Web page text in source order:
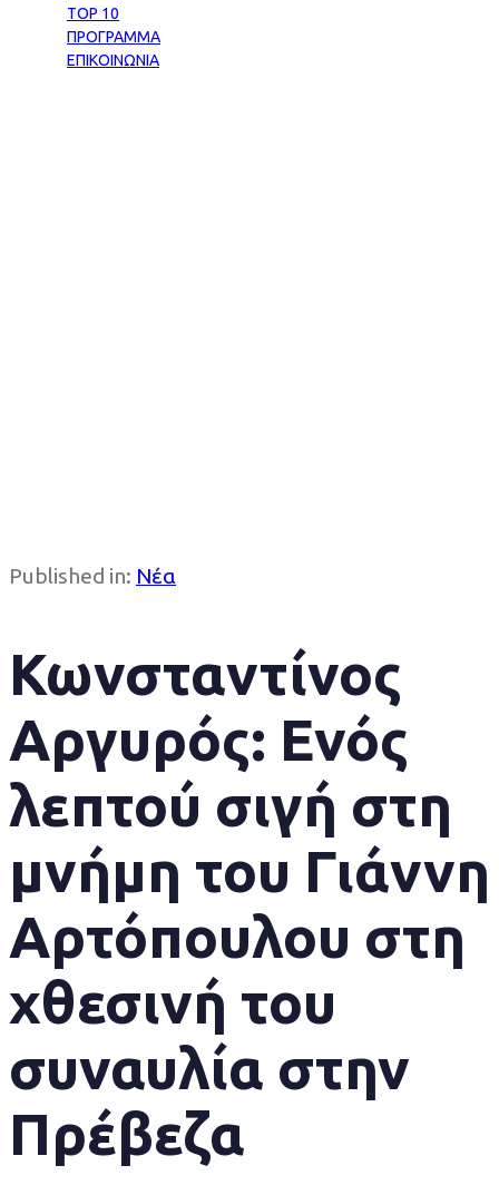
TOP 10
ΠΡΟΓΡΑΜΜΑ
ΕΠΙΚΟΙΝΩΝΙΑ
Published in: Νέα
Κωνσταντίνος
Αργυρός: Ενός
λεπτού σιγή στη
μνήμη του Γιάννη
Αρτόπουλου στη
χθεσινή του
συναυλία στην
Πρέβεζα